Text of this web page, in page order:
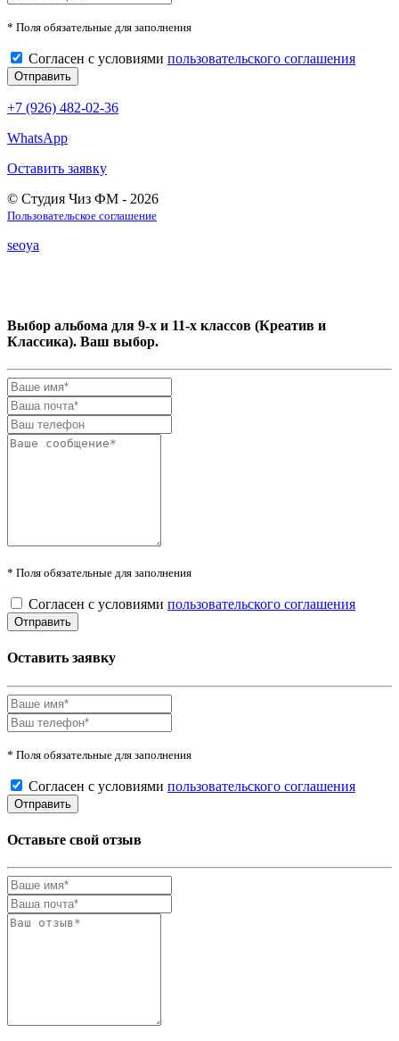
* Поля обязательные для заполнения
Согласен с условиями пользовательского соглашения
+7 (926) 482-02-36
WhatsApp
Оставить заявку
© Студия Чиз ФМ - 2026
Пользовательское соглашение
seoya
Выбор альбома для 9-х и 11-х классов (Креатив и
Классика). Ваш выбор.
* Поля обязательные для заполнения
Согласен с условиями пользовательского соглашения
Оставить заявку
* Поля обязательные для заполнения
Согласен с условиями пользовательского соглашения
Оставьте свой отзыв